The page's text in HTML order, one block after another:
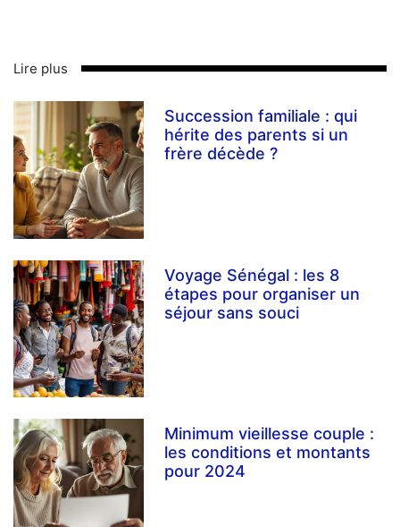
Lire plus
Succession familiale : qui
hérite des parents si un
frère décède ?
Voyage Sénégal : les 8
étapes pour organiser un
séjour sans souci
Minimum vieillesse couple :
les conditions et montants
pour 2024